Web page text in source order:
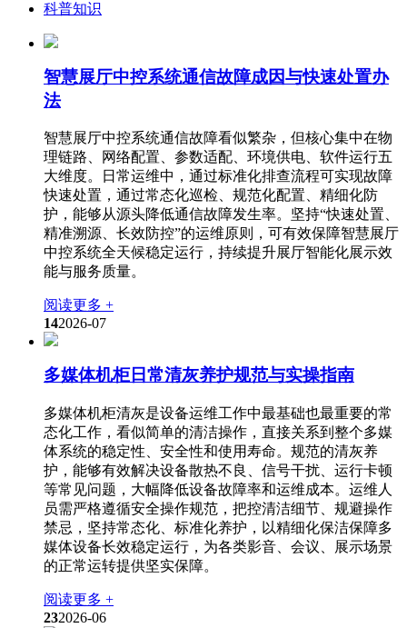
科普知识
智慧展厅中控系统通信故障成因与快速处置办
法
智慧展厅中控系统通信故障看似繁杂，但核心集中在物
理链路、网络配置、参数适配、环境供电、软件运行五
大维度。日常运维中，通过标准化排查流程可实现故障
快速处置，通过常态化巡检、规范化配置、精细化防
护，能够从源头降低通信故障发生率。坚持“快速处置、
精准溯源、长效防控”的运维原则，可有效保障智慧展厅
中控系统全天候稳定运行，持续提升展厅智能化展示效
能与服务质量。
阅读更多 +
142026-07
多媒体机柜日常清灰养护规范与实操指南
多媒体机柜清灰是设备运维工作中最基础也最重要的常
态化工作，看似简单的清洁操作，直接关系到整个多媒
体系统的稳定性、安全性和使用寿命。规范的清灰养
护，能够有效解决设备散热不良、信号干扰、运行卡顿
等常见问题，大幅降低设备故障率和运维成本。运维人
员需严格遵循安全操作规范，把控清洁细节、规避操作
禁忌，坚持常态化、标准化养护，以精细化保洁保障多
媒体设备长效稳定运行，为各类影音、会议、展示场景
的正常运转提供坚实保障。
阅读更多 +
232026-06